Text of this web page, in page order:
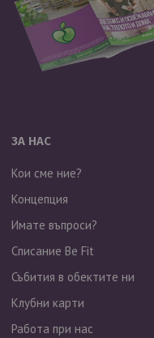
ЗА НАС
Кои сме ние?
Концепция
Имате въпроси?
Списание Be Fit
Събития в обектите ни
Клубни карти
Работа при нас